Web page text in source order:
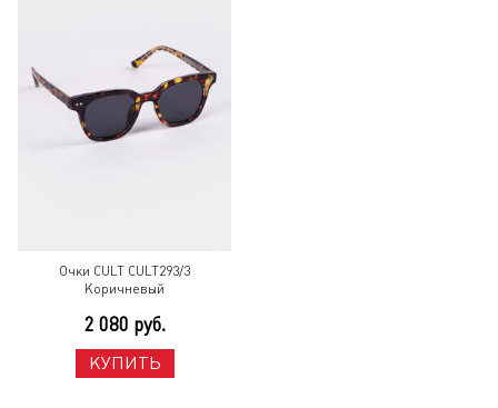
Очки CULT CULT293/3
Коричневый
2 080 руб.
КУПИТЬ